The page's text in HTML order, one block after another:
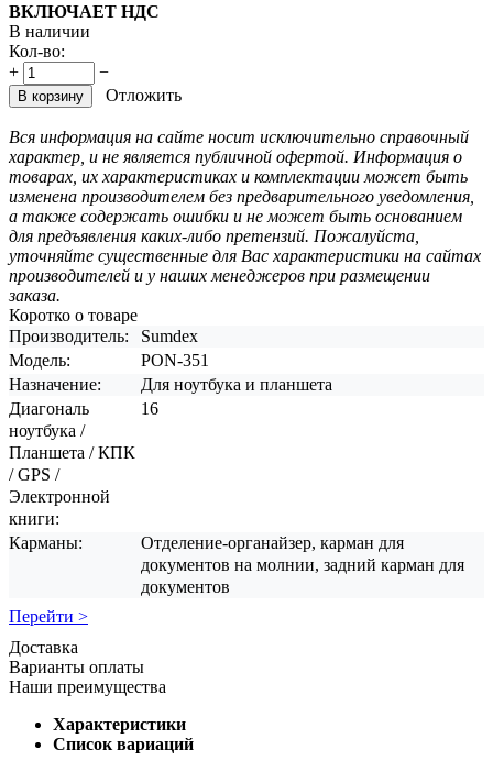
ВКЛЮЧАЕТ НДС
В наличии
Кол-во:
+
−
В корзину Отложить
Вся информация на сайте носит исключительно справочный
характер, и не является публичной офертой. Информация о
товарах, их характеристиках и комплектации может быть
изменена производителем без предварительного уведомления,
а также содержать ошибки и не может быть основанием
для предъявления каких-либо претензий. Пожалуйста,
уточняйте существенные для Вас характеристики на сайтах
производителей и у наших менеджеров при размещении
заказа.
Коротко о товаре
Производитель:
Sumdex
Модель:
PON-351
Назначение:
Для ноутбука и планшета
Диагональ
ноутбука /
Планшета / КПК
/ GPS /
Электронной
книги:
16
Карманы:
Отделение-органайзер, карман для
документов на молнии, задний карман для
документов
Перейти >
Доставка
Варианты оплаты
Наши преимущества
Характеристики
Список вариаций